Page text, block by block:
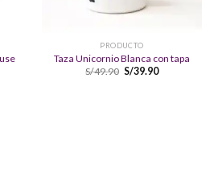
PRODUCTO
Taza Unicornio Blanca con tapa
S/49.90 S/39.90